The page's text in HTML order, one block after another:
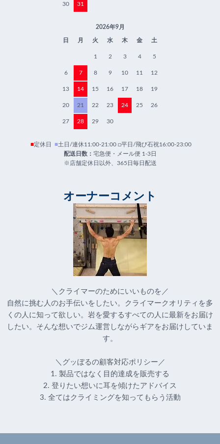
30 31
2026年9月
日 月 火 水 木 金 土
1 2 3 4 5
6 7 8 9 10 11 12
13 14 15 16 17 18 19
20 21 22 23 24 25 26
27 28 29 30
■定休日 ■土日/連休11:00-21:00 □平日/飛び石祝16:00-23:00
配送日数： 宅急便・メール便 1-3日
※店舗定休日以外、365日毎日配送
オーナーコメント
＼クライマーのためにいいものを／
自然に挑む人のお手伝いをしたい。クライマークオリティを多
くの人に知って欲しい。岩を愛するすべての人に最新をお届け
したい。そんな想いでジム運営しながらギアをお届けしていま
す。
＼グッぼるの顧客対応ポリシー／
1. 製品ではなく目的達成を販売する
2. 登りたい想いに耳を傾けたアドバイス
3. 全てはクライミングを知ってもらう活動